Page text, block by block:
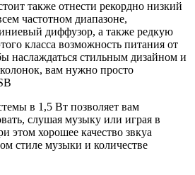
также отнести рекордно низкий
частотном диапазоне,
диффузор, а также редкую
класса возможность питания от
наслаждаться стильным дизайном и
вам нужно просто
в 1,5 Вт позволяет вам
слушая музыку или играя в
этом хорошее качество звкуа
стиле музыки и количестве